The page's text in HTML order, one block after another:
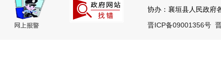
协办：襄垣县人民政
晋ICP备09001356号